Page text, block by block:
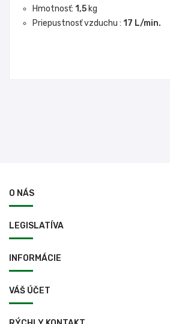
Hmotnosť: 1,5 kg
Priepustnosť vzduchu : 17 L/min.
O NÁS
LEGISLATÍVA
INFORMÁCIE
VÁŠ ÚČET